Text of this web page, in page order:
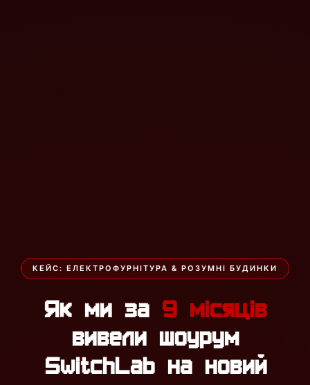
КЕЙС: ЕЛЕКТРОФУРНІТУРА & РОЗУМНІ БУДИНКИ
Як ми за 9 місяців
вивели шоурум
SwitchLab на новий